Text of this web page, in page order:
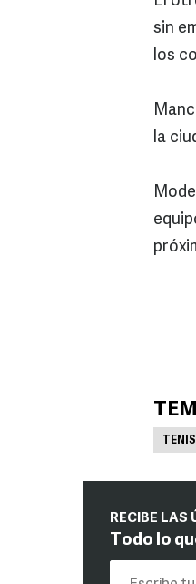
sin
los
la
TENIS
RECIBE LAS
Todo lo